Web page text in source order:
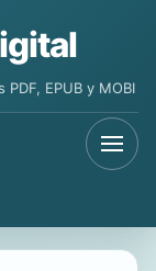
EPUB y MOBI